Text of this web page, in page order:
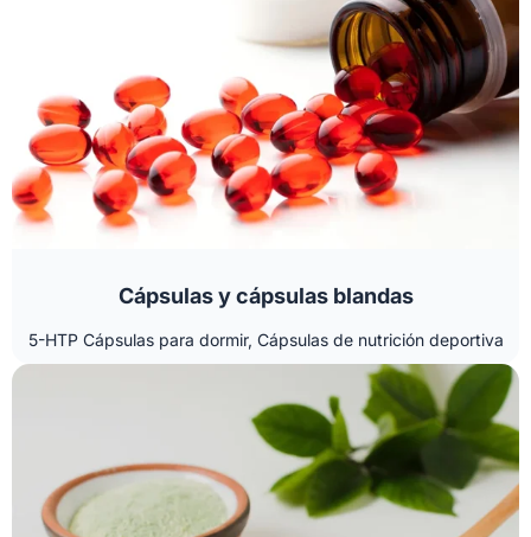
Cápsulas y cápsulas blandas
5-HTP Cápsulas para dormir, Cápsulas de nutrición deportiva